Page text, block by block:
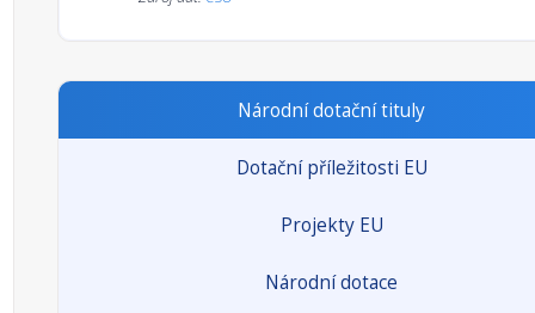
Národní dotační tituly
Dotační příležitosti EU
Projekty EU
Národní dotace